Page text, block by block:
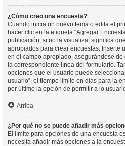
¿Cómo creo una encuesta?
Cuando inicia un nuevo tema o edita el
hacer clic en la etiqueta “Agregar
publicación; si no la visualiza, significa
apropiados para crear encuestas. Inserte
en el campo apropiado, asegurándose
la correspondiente línea del formulario.
opciones que el usuario puede
usuario”, el tiempo límite en días para la
por último la opción de permitir a lo
Arriba
¿Por qué no se puede añadir más
El límite para opciones de una encuesta
necesita añadir más opciones a la